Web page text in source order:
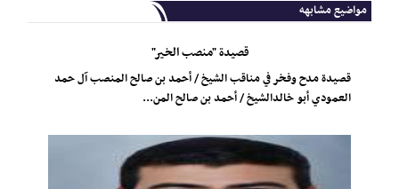
مواضيع مشابهه
قصيدة "منصب الخير"
قصيدة مدح وفخر في مناقب الشيخ / أحمد بن صالح المنصب آل حمد
العمودي أبو خالدالشيخ / أحمد بن صالح المن...